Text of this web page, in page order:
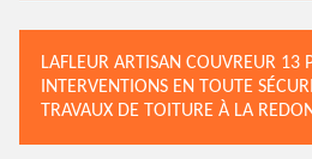
LAFLEUR ARTISAN COUVREUR 13
INTERVENTIONS EN TOUTE
TRAVAUX DE TOITURE À LA